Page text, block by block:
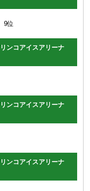
位
ンコアイスアリーナ
ンコアイスアリーナ
ンコアイスアリーナ